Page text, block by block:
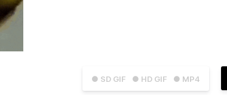
● SD GIF ● HD GIF ● MP4